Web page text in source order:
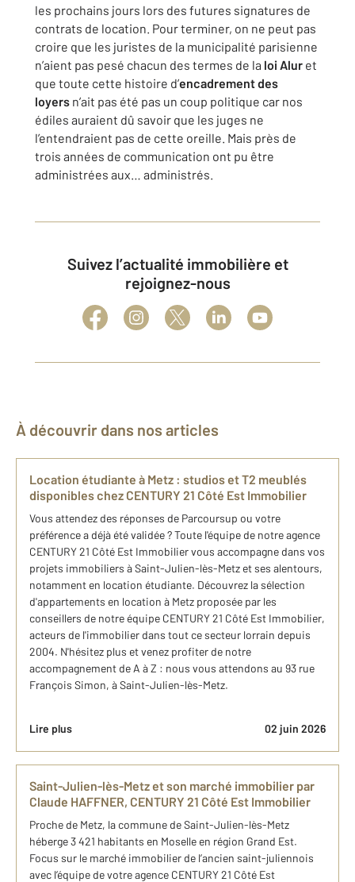
les prochains jours lors des futures signatures de
contrats de location. Pour terminer, on ne peut pas
croire que les juristes de la municipalité parisienne
n’aient pas pesé chacun des termes de la loi Alur et
que toute cette histoire d’encadrement des
loyers n’ait pas été pas un coup politique car nos
édiles auraient dû savoir que les juges ne
l’entendraient pas de cette oreille. Mais près de
trois années de communication ont pu être
administrées aux… administrés.
Suivez l’actualité immobilière et
rejoignez-nous
À découvrir dans nos articles
Location étudiante à Metz : studios et T2 meublés
disponibles chez CENTURY 21 Côté Est Immobilier
Vous attendez des réponses de Parcoursup ou votre
préférence a déjà été validée ? Toute l'équipe de notre agence
CENTURY 21 Côté Est Immobilier vous accompagne dans vos
projets immobiliers à Saint-Julien-lès-Metz et ses alentours,
notamment en location étudiante. Découvrez la sélection
d'appartements en location à Metz proposée par les
conseillers de notre équipe CENTURY 21 Côté Est Immobilier,
acteurs de l'immobilier dans tout ce secteur lorrain depuis
2004. N'hésitez plus et venez profiter de notre
accompagnement de A à Z : nous vous attendons au 93 rue
François Simon, à Saint-Julien-lès-Metz.
Lire plus 02 juin 2026
Saint-Julien-lès-Metz et son marché immobilier par
Claude HAFFNER, CENTURY 21 Côté Est Immobilier
Proche de Metz, la commune de Saint-Julien-lès-Metz
héberge 3 421 habitants en Moselle en région Grand Est.
Focus sur le marché immobilier de l’ancien saint-juliennois
avec l’équipe de votre agence CENTURY 21 Côté Est